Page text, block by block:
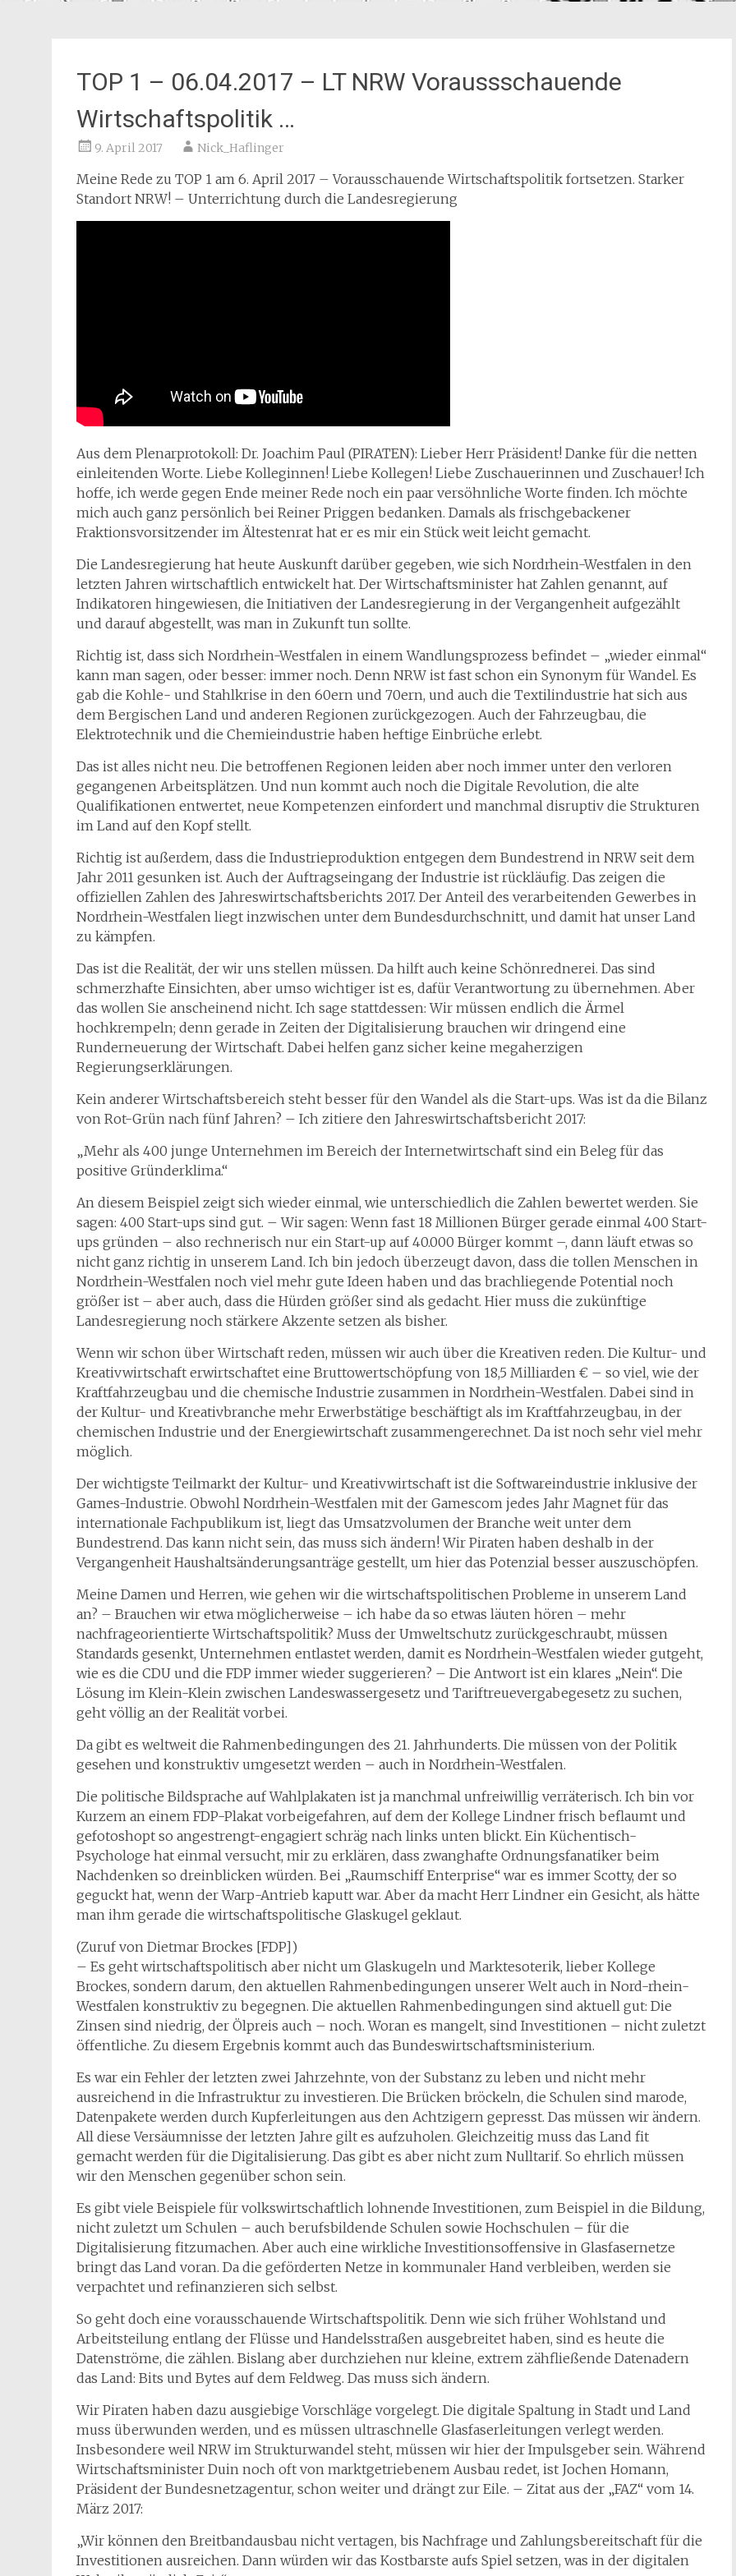
TOP 1 – 06.04.2017 – LT NRW Voraussschauende
Wirtschaftspolitik …
9. April 2017 Nick_Haflinger
Meine Rede zu TOP 1 am 6. April 2017 – Vorausschauende Wirtschaftspolitik fortsetzen. Starker
Standort NRW! – Unterrichtung durch die Landesregierung
Aus dem Plenarprotokoll: Dr. Joachim Paul (PIRATEN): Lieber Herr Präsident! Danke für die netten
einleitenden Worte. Liebe Kolleginnen! Liebe Kollegen! Liebe Zuschauerinnen und Zuschauer! Ich
hoffe, ich werde gegen Ende meiner Rede noch ein paar versöhnliche Worte finden. Ich möchte
mich auch ganz persönlich bei Reiner Priggen bedanken. Damals als frischgebackener
Fraktionsvorsitzender im Ältestenrat hat er es mir ein Stück weit leicht gemacht.
Die Landesregierung hat heute Auskunft darüber gegeben, wie sich Nordrhein-Westfalen in den
letzten Jahren wirtschaftlich entwickelt hat. Der Wirtschaftsminister hat Zahlen genannt, auf
Indikatoren hingewiesen, die Initiativen der Landesregierung in der Vergangenheit aufgezählt
und darauf abgestellt, was man in Zukunft tun sollte.
Richtig ist, dass sich Nordrhein-Westfalen in einem Wandlungsprozess befindet – „wieder einmal“
kann man sagen, oder besser: immer noch. Denn NRW ist fast schon ein Synonym für Wandel. Es
gab die Kohle- und Stahlkrise in den 60ern und 70ern, und auch die Textilindustrie hat sich aus
dem Bergischen Land und anderen Regionen zurückgezogen. Auch der Fahrzeugbau, die
Elektrotechnik und die Chemieindustrie haben heftige Einbrüche erlebt.
Das ist alles nicht neu. Die betroffenen Regionen leiden aber noch immer unter den verloren
gegangenen Arbeitsplätzen. Und nun kommt auch noch die Digitale Revolution, die alte
Qualifikationen entwertet, neue Kompetenzen einfordert und manchmal disruptiv die Strukturen
im Land auf den Kopf stellt.
Richtig ist außerdem, dass die Industrieproduktion entgegen dem Bundestrend in NRW seit dem
Jahr 2011 gesunken ist. Auch der Auftragseingang der Industrie ist rückläufig. Das zeigen die
offiziellen Zahlen des Jahreswirtschaftsberichts 2017. Der Anteil des verarbeitenden Gewerbes in
Nordrhein-Westfalen liegt inzwischen unter dem Bundesdurchschnitt, und damit hat unser Land
zu kämpfen.
Das ist die Realität, der wir uns stellen müssen. Da hilft auch keine Schönrednerei. Das sind
schmerzhafte Einsichten, aber umso wichtiger ist es, dafür Verantwortung zu übernehmen. Aber
das wollen Sie anscheinend nicht. Ich sage stattdessen: Wir müssen endlich die Ärmel
hochkrempeln; denn gerade in Zeiten der Digitalisierung brauchen wir dringend eine
Runderneuerung der Wirtschaft. Dabei helfen ganz sicher keine megaherzigen
Regierungserklärungen.
Kein anderer Wirtschaftsbereich steht besser für den Wandel als die Start-ups. Was ist da die Bilanz
von Rot-Grün nach fünf Jahren? – Ich zitiere den Jahreswirtschaftsbericht 2017:
„Mehr als 400 junge Unternehmen im Bereich der Internetwirtschaft sind ein Beleg für das
positive Gründerklima.“
An diesem Beispiel zeigt sich wieder einmal, wie unterschiedlich die Zahlen bewertet werden. Sie
sagen: 400 Start-ups sind gut. – Wir sagen: Wenn fast 18 Millionen Bürger gerade einmal 400 Start-
ups gründen – also rechnerisch nur ein Start-up auf 40.000 Bürger kommt –, dann läuft etwas so
nicht ganz richtig in unserem Land. Ich bin jedoch überzeugt davon, dass die tollen Menschen in
Nordrhein-Westfalen noch viel mehr gute Ideen haben und das brachliegende Potential noch
größer ist – aber auch, dass die Hürden größer sind als gedacht. Hier muss die zukünftige
Landesregierung noch stärkere Akzente setzen als bisher.
Wenn wir schon über Wirtschaft reden, müssen wir auch über die Kreativen reden. Die Kultur- und
Kreativwirtschaft erwirtschaftet eine Bruttowertschöpfung von 18,5 Milliarden € – so viel, wie der
Kraftfahrzeugbau und die chemische Industrie zusammen in Nordrhein-Westfalen. Dabei sind in
der Kultur- und Kreativbranche mehr Erwerbstätige beschäftigt als im Kraftfahrzeugbau, in der
chemischen Industrie und der Energiewirtschaft zusammengerechnet. Da ist noch sehr viel mehr
möglich.
Der wichtigste Teilmarkt der Kultur- und Kreativwirtschaft ist die Softwareindustrie inklusive der
Games-Industrie. Obwohl Nordrhein-Westfalen mit der Gamescom jedes Jahr Magnet für das
internationale Fachpublikum ist, liegt das Umsatzvolumen der Branche weit unter dem
Bundestrend. Das kann nicht sein, das muss sich ändern! Wir Piraten haben deshalb in der
Vergangenheit Haushaltsänderungsanträge gestellt, um hier das Potenzial besser auszuschöpfen.
Meine Damen und Herren, wie gehen wir die wirtschaftspolitischen Probleme in unserem Land
an? – Brauchen wir etwa möglicherweise – ich habe da so etwas läuten hören – mehr
nachfrageorientierte Wirtschaftspolitik? Muss der Umweltschutz zurückgeschraubt, müssen
Standards gesenkt, Unternehmen entlastet werden, damit es Nordrhein-Westfalen wieder gutgeht,
wie es die CDU und die FDP immer wieder suggerieren? – Die Antwort ist ein klares „Nein“. Die
Lösung im Klein-Klein zwischen Landeswassergesetz und Tariftreuevergabegesetz zu suchen,
geht völlig an der Realität vorbei.
Da gibt es weltweit die Rahmenbedingungen des 21. Jahrhunderts. Die müssen von der Politik
gesehen und konstruktiv umgesetzt werden – auch in Nordrhein-Westfalen.
Die politische Bildsprache auf Wahlplakaten ist ja manchmal unfreiwillig verräterisch. Ich bin vor
Kurzem an einem FDP-Plakat vorbeigefahren, auf dem der Kollege Lindner frisch beflaumt und
gefotoshopt so angestrengt-engagiert schräg nach links unten blickt. Ein Küchentisch-
Psychologe hat einmal versucht, mir zu erklären, dass zwanghafte Ordnungsfanatiker beim
Nachdenken so dreinblicken würden. Bei „Raumschiff Enterprise“ war es immer Scotty, der so
geguckt hat, wenn der Warp-Antrieb kaputt war. Aber da macht Herr Lindner ein Gesicht, als hätte
man ihm gerade die wirtschaftspolitische Glaskugel geklaut.
(Zuruf von Dietmar Brockes [FDP])
– Es geht wirtschaftspolitisch aber nicht um Glaskugeln und Marktesoterik, lieber Kollege
Brockes, sondern darum, den aktuellen Rahmenbedingungen unserer Welt auch in Nord-rhein-
Westfalen konstruktiv zu begegnen. Die aktuellen Rahmenbedingungen sind aktuell gut: Die
Zinsen sind niedrig, der Ölpreis auch – noch. Woran es mangelt, sind Investitionen – nicht zuletzt
öffentliche. Zu diesem Ergebnis kommt auch das Bundeswirtschaftsministerium.
Es war ein Fehler der letzten zwei Jahrzehnte, von der Substanz zu leben und nicht mehr
ausreichend in die Infrastruktur zu investieren. Die Brücken bröckeln, die Schulen sind marode,
Datenpakete werden durch Kupferleitungen aus den Achtzigern gepresst. Das müssen wir ändern.
All diese Versäumnisse der letzten Jahre gilt es aufzuholen. Gleichzeitig muss das Land fit
gemacht werden für die Digitalisierung. Das gibt es aber nicht zum Nulltarif. So ehrlich müssen
wir den Menschen gegenüber schon sein.
Es gibt viele Beispiele für volkswirtschaftlich lohnende Investitionen, zum Beispiel in die Bildung,
nicht zuletzt um Schulen – auch berufsbildende Schulen sowie Hochschulen – für die
Digitalisierung fitzumachen. Aber auch eine wirkliche Investitionsoffensive in Glasfasernetze
bringt das Land voran. Da die geförderten Netze in kommunaler Hand verbleiben, werden sie
verpachtet und refinanzieren sich selbst.
So geht doch eine vorausschauende Wirtschaftspolitik. Denn wie sich früher Wohlstand und
Arbeitsteilung entlang der Flüsse und Handelsstraßen ausgebreitet haben, sind es heute die
Datenströme, die zählen. Bislang aber durchziehen nur kleine, extrem zähfließende Datenadern
das Land: Bits und Bytes auf dem Feldweg. Das muss sich ändern.
Wir Piraten haben dazu ausgiebige Vorschläge vorgelegt. Die digitale Spaltung in Stadt und Land
muss überwunden werden, und es müssen ultraschnelle Glasfaserleitungen verlegt werden.
Insbesondere weil NRW im Strukturwandel steht, müssen wir hier der Impulsgeber sein. Während
Wirtschaftsminister Duin noch oft von marktgetriebenem Ausbau redet, ist Jochen Homann,
Präsident der Bundesnetzagentur, schon weiter und drängt zur Eile. – Zitat aus der „FAZ“ vom 14.
März 2017:
„Wir können den Breitbandausbau nicht vertagen, bis Nachfrage und Zahlungsbereitschaft für die
Investitionen ausreichen. Dann würden wir das Kostbarste aufs Spiel setzen, was in der digitalen